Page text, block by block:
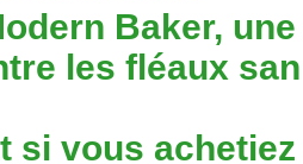
Baker,
les fléaux
si vous